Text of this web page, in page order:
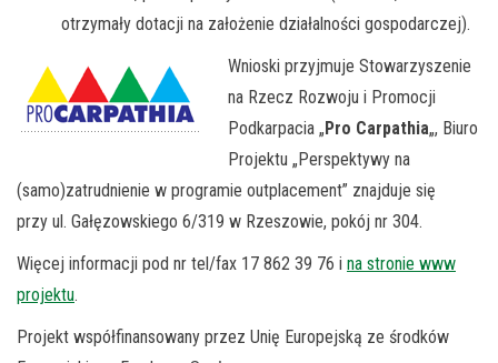
otrzymały dotacji na założenie działalności gospodarczej).
Wnioski przyjmuje Stowarzyszenie
na Rzecz Rozwoju i Promocji
Podkarpacia „Pro Carpathia„, Biuro
Projektu „Perspektywy na
(samo)zatrudnienie w programie outplacement” znajduje się
przy ul. Gałęzowskiego 6/319 w Rzeszowie, pokój nr 304.
Więcej informacji pod nr tel/fax 17 862 39 76 i na stronie www
projektu.
Projekt współfinansowany przez Unię Europejską ze środków